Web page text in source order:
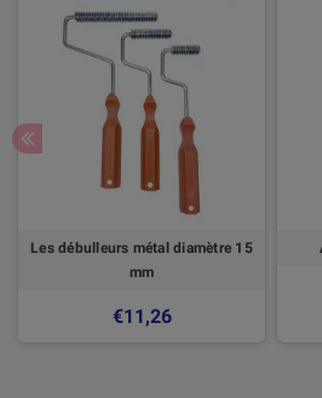
Les débulleurs métal diamètre 15
mm
€11,26